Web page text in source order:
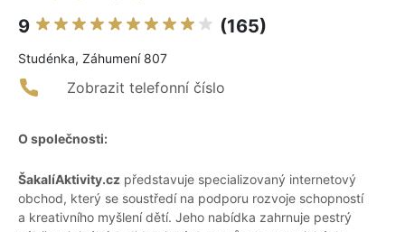
9 (165)
Studénka, Záhumení 807
Zobrazit telefonní číslo
O společnosti:
ŠakalíAktivity.cz představuje specializovaný internetový
obchod, který se soustředí na podporu rozvoje schopností
a kreativního myšlení dětí. Jeho nabídka zahrnuje pestrý